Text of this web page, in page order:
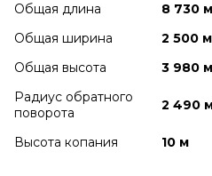
Общая длина
8 730
Общая ширина
2 500
Общая высота
3 980
Радиус обратного
поворота
2 490
Высота копания 10 м